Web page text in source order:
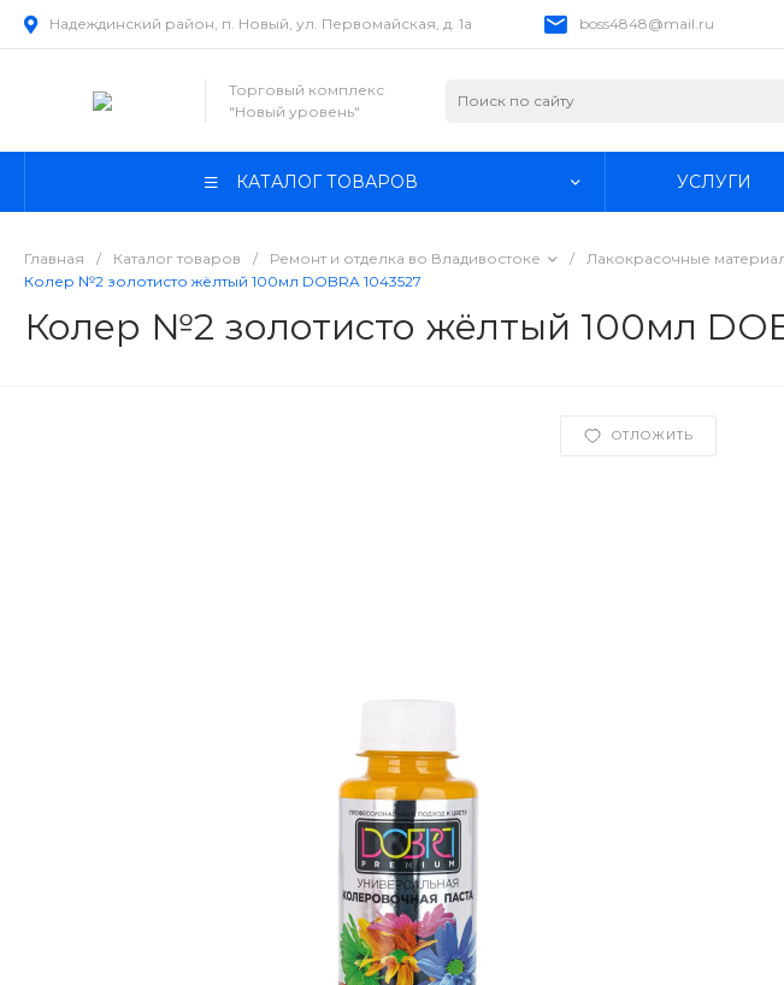
Надеждинский район, п. Новый, ул. Первомайская, д. 1а boss4848@mail.ru
Торговый комплекс
"Новый уровень"
КАТАЛОГ ТОВАРОВ УСЛУГИ
Главная / Каталог товаров / Ремонт и отделка во Владивостоке / Лакокрасочные
Колер №2 золотисто жёлтый 100мл DOBRA 1043527
Колер №2 золотисто жёлтый 100мл
ОТЛОЖИТЬ